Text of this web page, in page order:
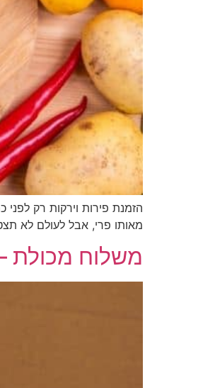
הזמנת פירות וירקות רק
מאותו פרי, אבל לעולם לא
משלוח מכולת